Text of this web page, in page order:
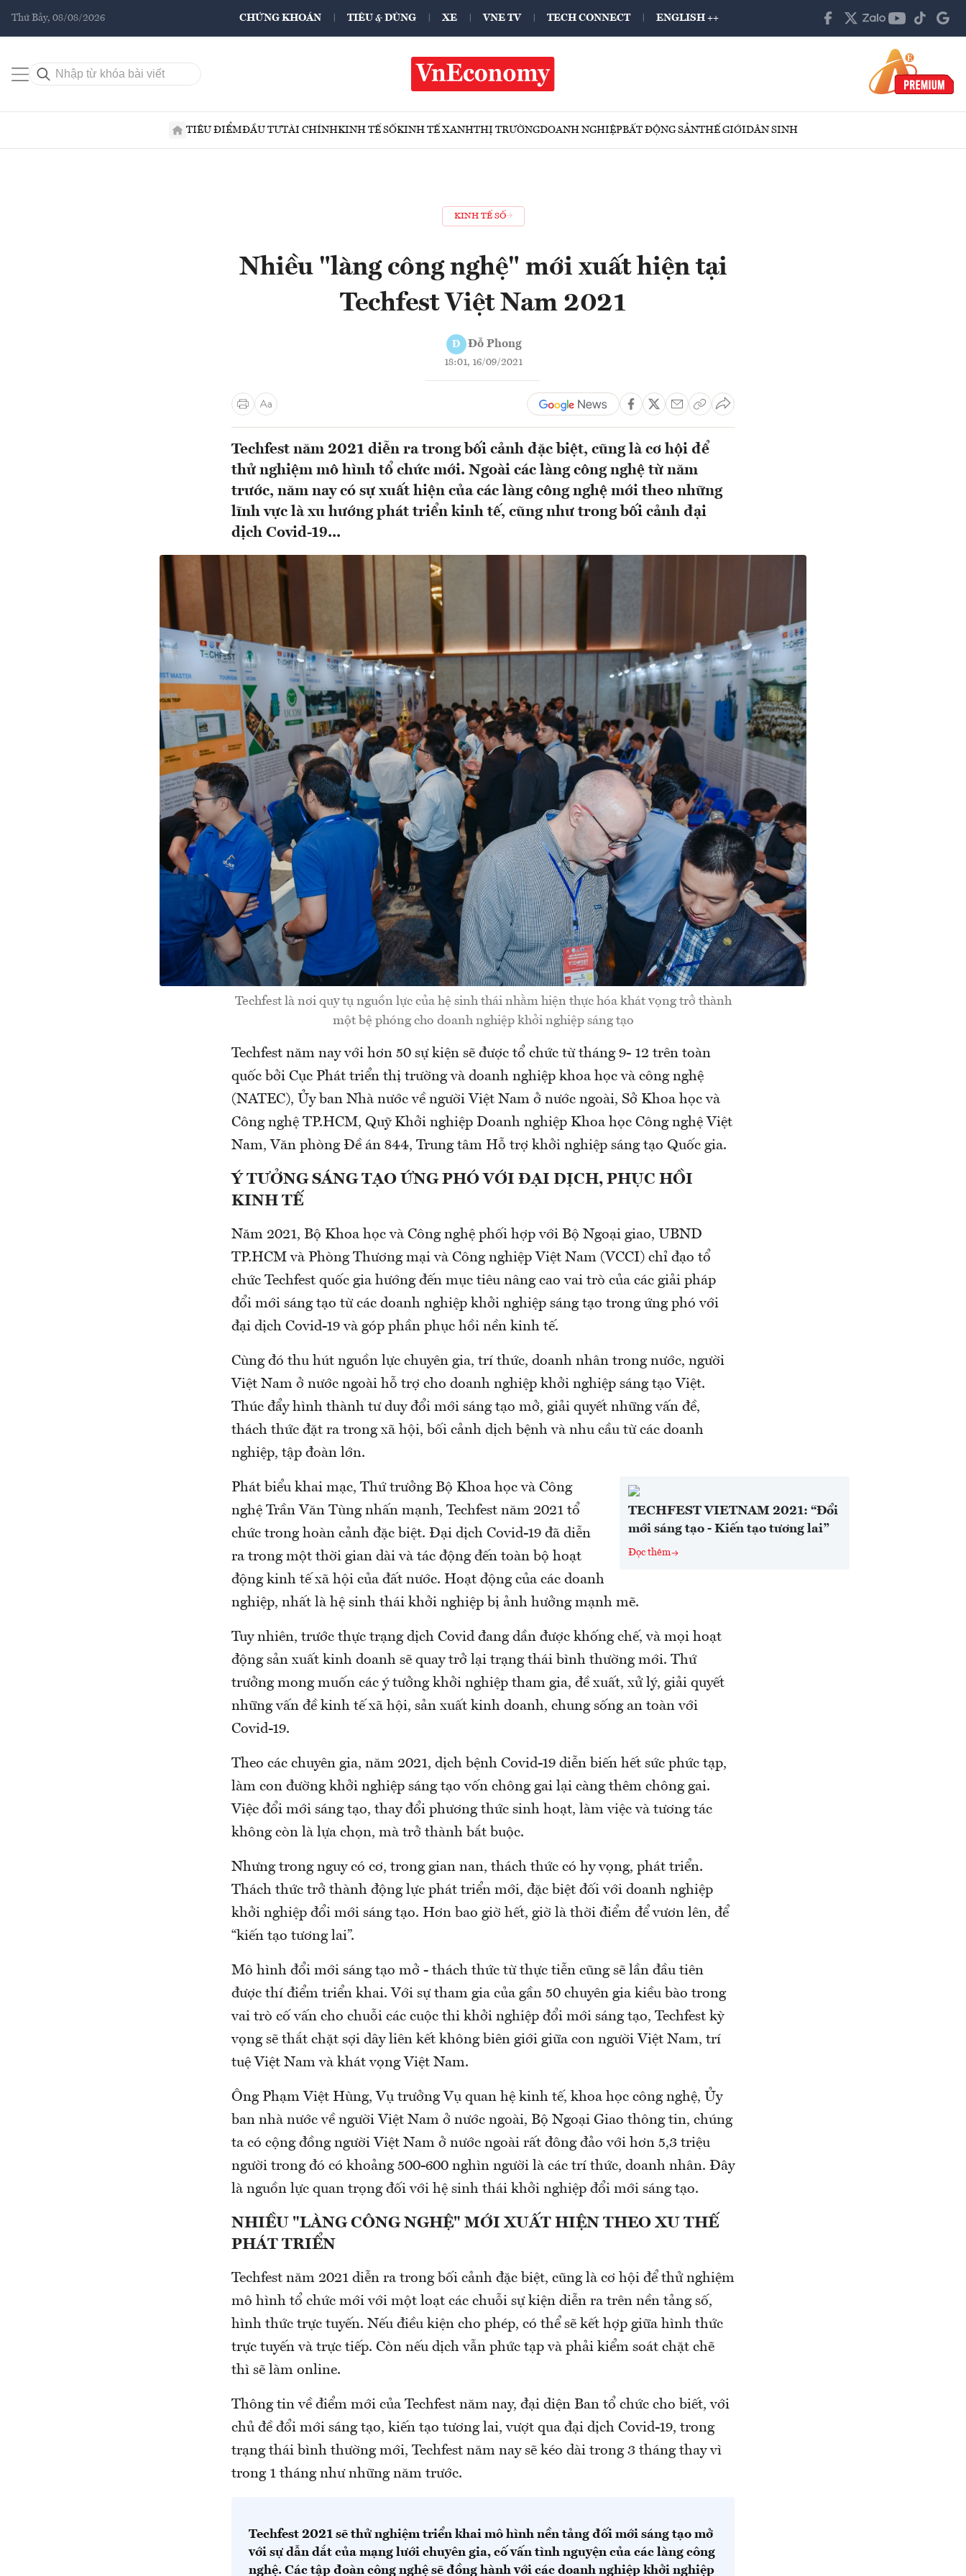
Thứ Bảy, 08/08/2026 CHỨNG KHOÁN TIÊU & DÙNG XE VNE TV TECH CONNECT ENGLISH ++
TIÊU ĐIỂMĐẦU TƯTÀI CHÍNHKINH TẾ SỐKINH TẾ XANHTHỊ TRƯỜNGDOANH NGHIỆPBẤT ĐỘNG SẢNTHẾ GIỚIDÂN SINH
KINH TẾ SỐ
Nhiều "làng công nghệ" mới xuất hiện tại
Techfest Việt Nam 2021
Đ Đỗ Phong
18:01, 16/09/2021
Techfest năm 2021 diễn ra trong bối cảnh đặc biệt, cũng là cơ hội để
thử nghiệm mô hình tổ chức mới. Ngoài các làng công nghệ từ năm
trước, năm nay có sự xuất hiện của các làng công nghệ mới theo những
lĩnh vực là xu hướng phát triển kinh tế, cũng như trong bối cảnh đại
dịch Covid-19...
Techfest là nơi quy tụ nguồn lực của hệ sinh thái nhằm hiện thực hóa khát vọng trở thành
một bệ phóng cho doanh nghiệp khởi nghiệp sáng tạo
Techfest năm nay với hơn 50 sự kiện sẽ được tổ chức từ tháng 9- 12 trên toàn
quốc bởi Cục Phát triển thị trường và doanh nghiệp khoa học và công nghệ
(NATEC), Ủy ban Nhà nước về người Việt Nam ở nước ngoài, Sở Khoa học và
Công nghệ TP.HCM, Quỹ Khởi nghiệp Doanh nghiệp Khoa học Công nghệ Việt
Nam, Văn phòng Đề án 844, Trung tâm Hỗ trợ khởi nghiệp sáng tạo Quốc gia.
Ý TƯỞNG SÁNG TẠO ỨNG PHÓ VỚI ĐẠI DỊCH, PHỤC HỒI
KINH TẾ
Năm 2021, Bộ Khoa học và Công nghệ phối hợp với Bộ Ngoại giao, UBND
TP.HCM và Phòng Thương mại và Công nghiệp Việt Nam (VCCI) chỉ đạo tổ
chức Techfest quốc gia hướng đến mục tiêu nâng cao vai trò của các giải pháp
đổi mới sáng tạo từ các doanh nghiệp khởi nghiệp sáng tạo trong ứng phó với
đại dịch Covid-19 và góp phần phục hồi nền kinh tế.
Cùng đó thu hút nguồn lực chuyên gia, trí thức, doanh nhân trong nước, người
Việt Nam ở nước ngoài hỗ trợ cho doanh nghiệp khởi nghiệp sáng tạo Việt.
Thúc đẩy hình thành tư duy đổi mới sáng tạo mở, giải quyết những vấn đề,
thách thức đặt ra trong xã hội, bối cảnh dịch bệnh và nhu cầu từ các doanh
nghiệp, tập đoàn lớn.
TECHFEST VIETNAM 2021: “Đổi
mới sáng tạo - Kiến tạo tương lai”
Đọc thêm
Phát biểu khai mạc, Thứ trưởng Bộ Khoa học và Công
nghệ Trần Văn Tùng nhấn mạnh, Techfest năm 2021 tổ
chức trong hoàn cảnh đặc biệt. Đại dịch Covid-19 đã diễn
ra trong một thời gian dài và tác động đến toàn bộ hoạt
động kinh tế xã hội của đất nước. Hoạt động của các doanh
nghiệp, nhất là hệ sinh thái khởi nghiệp bị ảnh hưởng mạnh mẽ.
Tuy nhiên, trước thực trạng dịch Covid đang dần được khống chế, và mọi hoạt
động sản xuất kinh doanh sẽ quay trở lại trạng thái bình thường mới. Thứ
trưởng mong muốn các ý tưởng khởi nghiệp tham gia, đề xuất, xử lý, giải quyết
những vấn đề kinh tế xã hội, sản xuất kinh doanh, chung sống an toàn với
Covid-19.
Theo các chuyên gia, năm 2021, dịch bệnh Covid-19 diễn biến hết sức phức tạp,
làm con đường khởi nghiệp sáng tạo vốn chông gai lại càng thêm chông gai.
Việc đổi mới sáng tạo, thay đổi phương thức sinh hoạt, làm việc và tương tác
không còn là lựa chọn, mà trở thành bắt buộc.
Nhưng trong nguy có cơ, trong gian nan, thách thức có hy vọng, phát triển.
Thách thức trở thành động lực phát triển mới, đặc biệt đối với doanh nghiệp
khởi nghiệp đổi mới sáng tạo. Hơn bao giờ hết, giờ là thời điểm để vươn lên, để
“kiến tạo tương lai”.
Mô hình đổi mới sáng tạo mở - thách thức từ thực tiễn cũng sẽ lần đầu tiên
được thí điểm triển khai. Với sự tham gia của gần 50 chuyên gia kiều bào trong
vai trò cố vấn cho chuỗi các cuộc thi khởi nghiệp đổi mới sáng tạo, Techfest kỳ
vọng sẽ thắt chặt sợi dây liên kết không biên giới giữa con người Việt Nam, trí
tuệ Việt Nam và khát vọng Việt Nam.
Ông Phạm Việt Hùng, Vụ trưởng Vụ quan hệ kinh tế, khoa học công nghệ, Ủy
ban nhà nước về người Việt Nam ở nước ngoài, Bộ Ngoại Giao thông tin, chúng
ta có cộng đồng người Việt Nam ở nước ngoài rất đông đảo với hơn 5,3 triệu
người trong đó có khoảng 500-600 nghìn người là các trí thức, doanh nhân. Đây
là nguồn lực quan trọng đối với hệ sinh thái khởi nghiệp đổi mới sáng tạo.
NHIỀU "LÀNG CÔNG NGHỆ" MỚI XUẤT HIỆN THEO XU THẾ
PHÁT TRIỂN
Techfest năm 2021 diễn ra trong bối cảnh đặc biệt, cũng là cơ hội để thử nghiệm
mô hình tổ chức mới với một loạt các chuỗi sự kiện diễn ra trên nền tảng số,
hình thức trực tuyến. Nếu điều kiện cho phép, có thể sẽ kết hợp giữa hình thức
trực tuyến và trực tiếp. Còn nếu dịch vẫn phức tạp và phải kiểm soát chặt chẽ
thì sẽ làm online.
Thông tin về điểm mới của Techfest năm nay, đại diện Ban tổ chức cho biết, với
chủ đề đổi mới sáng tạo, kiến tạo tương lai, vượt qua đại dịch Covid-19, trong
trạng thái bình thường mới, Techfest năm nay sẽ kéo dài trong 3 tháng thay vì
trong 1 tháng như những năm trước.
Techfest 2021 sẽ thử nghiệm triển khai mô hình nền tảng đối mới sáng tạo mở
với sự dẫn dắt của mạng lưới chuyên gia, cố vấn tình nguyện của các làng công
nghệ. Các tập đoàn công nghệ sẽ đồng hành với các doanh nghiệp khởi nghiệp